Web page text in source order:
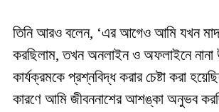
তিনি আরও বলেন, ‘এর আগেও আমি যখন
করছিলাম, তখন অনলাইন ও অফলাইনে নানা
কার্যক্রমকে প্রশ্নবিদ্ধ করার চেষ্টা করা
কারণে আমি জীবননাশের আশঙ্কা অনুভব